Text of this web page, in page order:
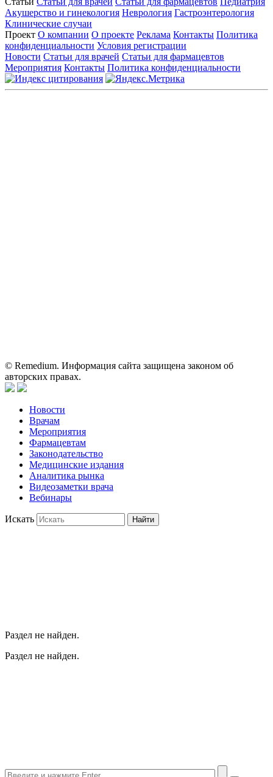
Акушерство и гинекология Неврология Гастроэнтерология
Клинические случаи
Проект О компании О проекте Реклама Контакты Политика
конфиденциальности Условия регистрации
Новости Статьи для врачей Статьи для фармацевтов
Мероприятия Контакты Политика конфиденциальности
© Remedium. Информация сайта защищена законом об
авторских правах.
Новости
Врачам
Мероприятия
Фармацевтам
Законодательство
Медицинские издания
Аналитика рынка
Видеозаметки врача
Вебинары
Искать Найти
Раздел не найден.
Раздел не найден.